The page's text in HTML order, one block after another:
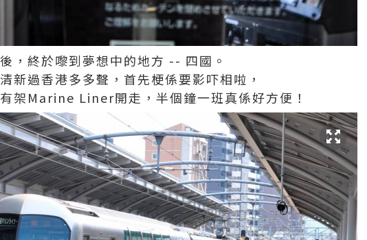
，終於嚟到夢想中的地方 -- 四國。
新過香港多多聲，首先梗係要影吓相啦，
架Marine Liner開走，半個鐘一班真係好方便！